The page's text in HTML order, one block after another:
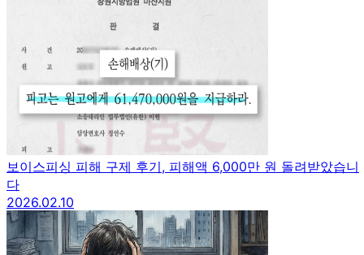
보이스피싱 피해 구제 후기, 피해액 6,000만 원 돌려받았습니
다
2026.02.10